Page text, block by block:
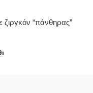
ζιργκόν “πάνθηρας”